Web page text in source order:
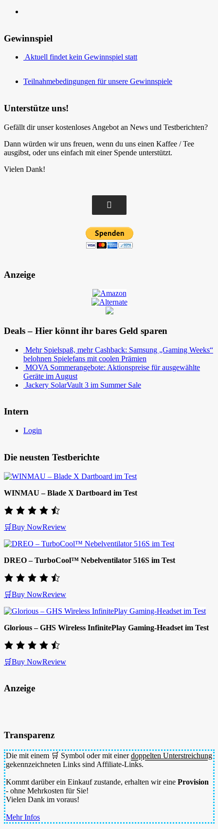
Gewinnspiel
Aktuell findet kein Gewinnspiel statt
Teilnahmebedingungen für unsere Gewinnspiele
Unterstütze uns!
Gefällt dir unser kostenloses Angebot an News und Testberichten?
Dann würden wir uns freuen, wenn du uns einen Kaffee / Tee
ausgibst, oder uns einfach mit einer Spende unterstützt.
Vielen Dank!
Anzeige
Deals – Hier könnt ihr bares Geld sparen
Mehr Spielspaß, mehr Cashback: Samsung „Gaming Weeks“
belohnen Spielefans mit coolen Prämien
MOVA Sommerangebote: Aktionspreise für ausgewählte
Geräte im August
Jackery SolarVault 3 im Summer Sale
Intern
Login
Die neusten Testberichte
WINMAU – Blade X Dartboard im Test
🛒Buy NowReview
DREO – TurboCool™ Nebelventilator 516S im Test
🛒Buy NowReview
Glorious – GHS Wireless InfinitePlay Gaming-Headset im Test
🛒Buy NowReview
Anzeige
Transparenz
Die mit einem 🛒 Symbol oder mit einerdoppelten Unterstreichung
gekennzeichneten Links sind Affiliate-Links.
Kommt darüber ein Einkauf zustande, erhalten wir eine Provision
- ohne Mehrkosten für Sie!
Vielen Dank im voraus!
Mehr Infos